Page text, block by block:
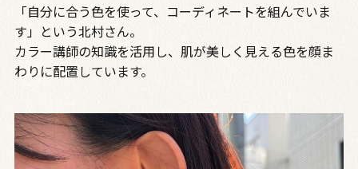
「自分に合う色を使って、コーディネートを組んでいま
す」という北村さん。
カラー講師の知識を活用し、肌が美しく見える色を顔ま
わりに配置しています。